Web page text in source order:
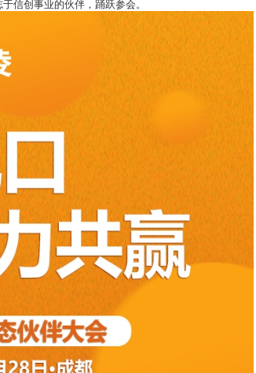
信创事业的伙伴，踊跃参会。